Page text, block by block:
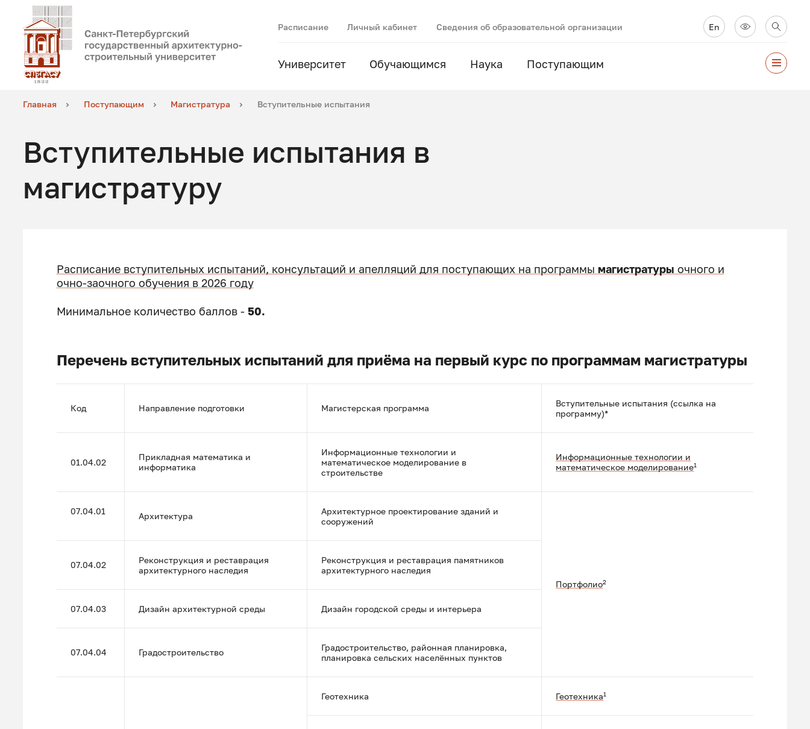
Расписание Личный кабинет Сведения об образовательной организации En
Университет Обучающимся Наука Поступающим
Главная Поступающим Магистратура Вступительные испытания
Вступительные испытания в
магистратуру
Расписание вступительных испытаний, консультаций и апелляций для поступающих на программы магистратуры очного и
очно-заочного обучения в 2026 году
Минимальное количество баллов - 50.
Перечень вступительных испытаний для приёма на первый курс по программам магистратуры
Код Направление подготовки Магистерская программа
Вступительные испытания (ссылка на
программу)*
01.04.02
Прикладная математика и
информатика
Информационные технологии и
математическое моделирование в
строительстве
Информационные технологии и
математическое моделирование1
07.04.01 Архитектура
Архитектурное проектирование зданий и
сооружений
Портфолио2
07.04.02
Реконструкция и реставрация
архитектурного наследия
Реконструкция и реставрация памятников
архитектурного наследия
07.04.03 Дизайн архитектурной среды Дизайн городской среды и интерьера
07.04.04 Градостроительство
Градостроительство, районная планировка,
планировка сельских населённых пунктов
Геотехника Геотехника1